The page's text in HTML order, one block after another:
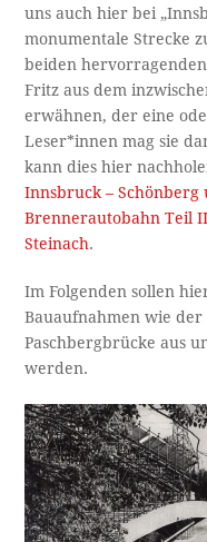
uns auch hier bei
monumentale Strecke
beiden
Fritz aus dem
erwähnen, der eine
Leser*innen mag sie
kann dies hier
Innsbruck –
Brennerautobahn Teil
Steinach.
Im Folgenden sollen
Bauaufnahmen wie
Paschbergbrücke aus
werden.